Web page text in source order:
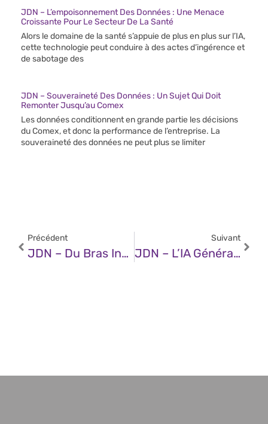
JDN – L’empoisonnement Des Données : Une Menace
Croissante Pour Le Secteur De La Santé
Alors le domaine de la santé s’appuie de plus en plus sur l’IA,
cette technologie peut conduire à des actes d’ingérence et
de sabotage des
JDN – Souveraineté Des Données : Un Sujet Qui Doit
Remonter Jusqu’au Comex
Les données conditionnent en grande partie les décisions
du Comex, et donc la performance de l’entreprise. La
souveraineté des données ne peut plus se limiter
Précédent
JDN – Du Bras Industriel Au Majordome Intelligent : Comment L’IA Transforme La Robotique Mondiale
Suivant
JDN – L’IA Générative N’est Pas Magique : Le Vrai Pouvoir Du RAG Réside Dans Les Données